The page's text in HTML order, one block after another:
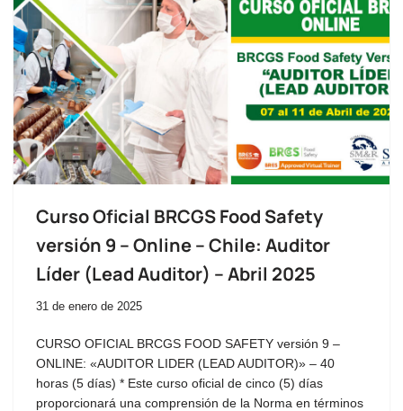
Curso Oficial BRCGS Food Safety
versión 9 – Online – Chile: Auditor
Líder (Lead Auditor) – Abril 2025
31 de enero de 2025
CURSO OFICIAL BRCGS FOOD SAFETY versión 9 –
ONLINE: «AUDITOR LIDER (LEAD AUDITOR)» – 40
horas (5 días) * Este curso oficial de cinco (5) días
proporcionará una comprensión de la Norma en términos